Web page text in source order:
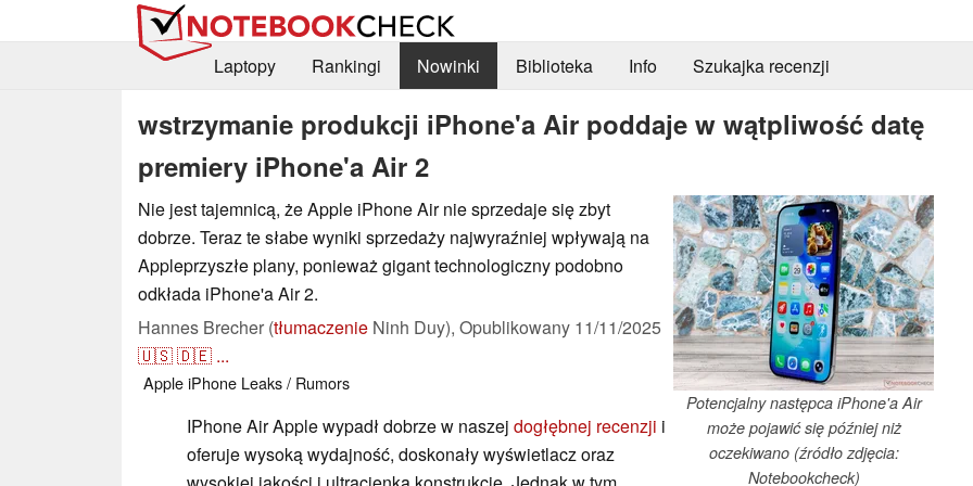
Laptopy Rankingi Nowinki Biblioteka Info Szukajka recenzji
wstrzymanie produkcji iPhone'a Air poddaje w wątpliwość datę
premiery iPhone'a Air 2
Potencjalny następca iPhone'a Air
może pojawić się później niż
oczekiwano (źródło zdjęcia:
Notebookcheck)
Nie jest tajemnicą, że Apple iPhone Air nie sprzedaje się zbyt
dobrze. Teraz te słabe wyniki sprzedaży najwyraźniej wpływają na
Appleprzyszłe plany, ponieważ gigant technologiczny podobno
odkłada iPhone'a Air 2.
Hannes Brecher (tłumaczenie Ninh Duy), Opublikowany 11/11/2025
🇺🇸🇩🇪 ...
AppleiPhone Leaks / Rumors
IPhone Air Apple wypadł dobrze w naszej dogłębnej recenzji i
oferuje wysoką wydajność, doskonały wyświetlacz oraz